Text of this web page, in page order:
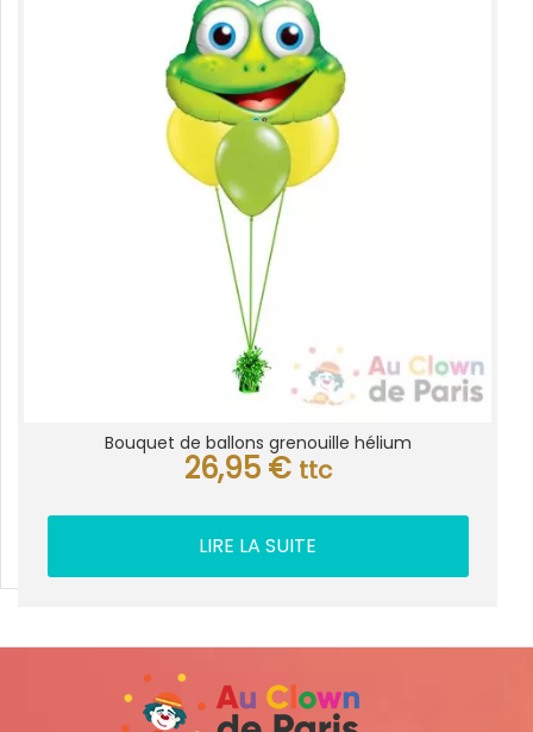
Bouquet de ballons grenouille hélium
26,95 € ttc
LIRE LA SUITE